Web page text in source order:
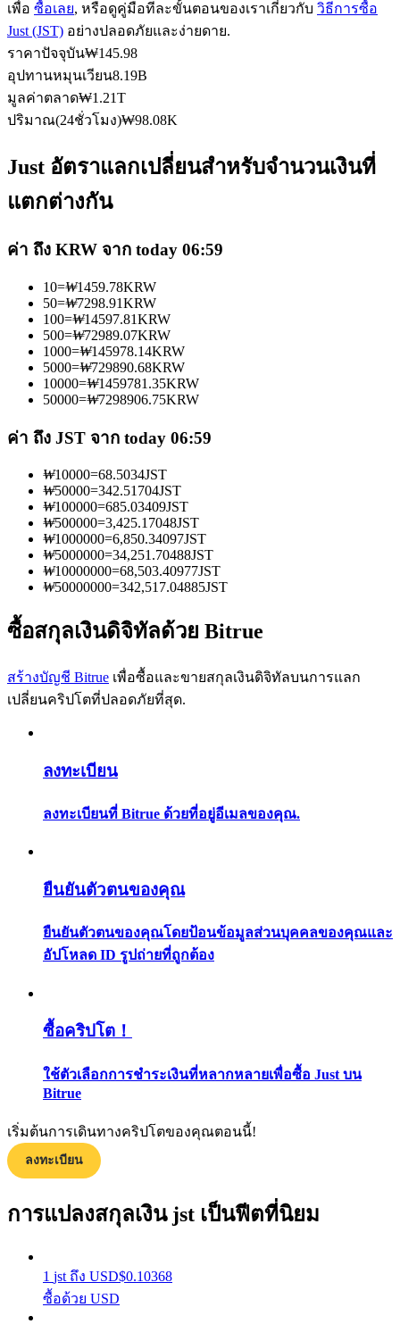
คัดลอกการซื้อขาย
เข้าร่วมกับเทรดเดอร์ชั้นนำ
เป็นเทรดเดอร์คัดลอก
เพลิดเพลินกับการแบ่งปันผลกำไรและค่าคอมมิชชั่นการคัด
ลอกการซื้อขาย
ข้อมูล
การวิเคราะห์ข้อมูลขนาดใหญ่ รวมถึงข้อมูลการค้า ฯลฯ
กลยุทธ์การซื้อขาย
ได้รับ
เพื่อ ซื้อเลย, หรือดูคู่มือทีละขั้นตอนของเราเกี่ยวกับ วิธีการซื้อ
Just (JST) อย่างปลอดภัยและง่ายดาย.
ราคาปัจจุบัน₩145.98
อุปทานหมุนเวียน8.19B
มูลค่าตลาด₩1.21T
ปริมาณ(24ชั่วโมง)₩98.08K
Just อัตราแลกเปลี่ยนสำหรับจำนวนเงินที่
แตกต่างกัน
ค่า ถึง KRW จาก today 06:59
10=₩1459.78KRW
50=₩7298.91KRW
100=₩14597.81KRW
500=₩72989.07KRW
1000=₩145978.14KRW
5000=₩729890.68KRW
10000=₩1459781.35KRW
50000=₩7298906.75KRW
ค่า ถึง JST จาก today 06:59
₩10000=68.5034JST
₩50000=342.51704JST
₩100000=685.03409JST
₩500000=3,425.17048JST
₩1000000=6,850.34097JST
₩5000000=34,251.70488JST
₩10000000=68,503.40977JST
₩50000000=342,517.04885JST
ซื้อสกุลเงินดิจิทัลด้วย Bitrue
สร้างบัญชี Bitrue เพื่อซื้อและขายสกุลเงินดิจิทัลบนการแลก
เปลี่ยนคริปโตที่ปลอดภัยที่สุด.
ลงทะเบียน
ลงทะเบียนที่ Bitrue ด้วยที่อยู่อีเมลของคุณ.
ยืนยันตัวตนของคุณ
ยืนยันตัวตนของคุณโดยป้อนข้อมูลส่วนบุคคลของคุณและ
อัปโหลด ID รูปถ่ายที่ถูกต้อง
ซื้อคริปโต！
ใช้ตัวเลือกการชำระเงินที่หลากหลายเพื่อซื้อ Just บน
Bitrue
เริ่มต้นการเดินทางคริปโตของคุณตอนนี้!
ลงทะเบียน
การแปลงสกุลเงิน jst เป็นฟีตที่นิยม
1 jst ถึง USD$0.10368
ซื้อด้วย USD